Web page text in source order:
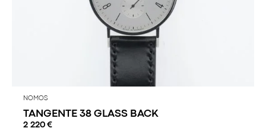
NOMOS
TANGENTE 38 GLASS BACK
2 220 €